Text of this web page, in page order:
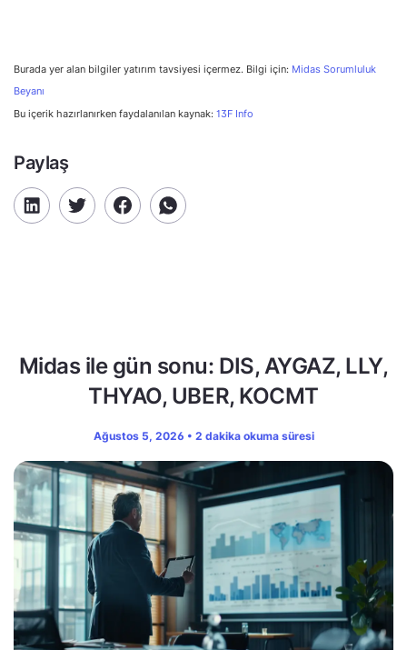
Burada yer alan bilgiler yatırım tavsiyesi içermez. Bilgi için: Midas Sorumluluk
Beyanı
Bu içerik hazırlanırken faydalanılan kaynak: 13F Info
Paylaş
Midas ile gün sonu: DIS, AYGAZ, LLY,
THYAO, UBER, KOCMT
Ağustos 5, 2026 • 2 dakika okuma süresi